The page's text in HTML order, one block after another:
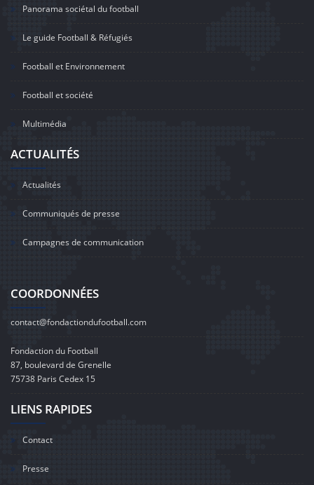
Panorama sociétal du football
Le guide Football & Réfugiés
Football et Environnement
Football et société
Multimédia
ACTUALITÉS
Actualités
Communiqués de presse
Campagnes de communication
COORDONNÉES
contact@fondactiondufootball.com
Fondaction du Football
87, boulevard de Grenelle
75738 Paris Cedex 15
LIENS RAPIDES
Contact
Presse